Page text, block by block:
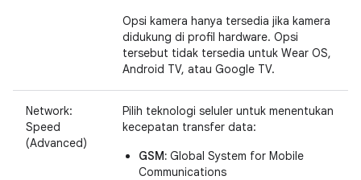
Opsi kamera hanya tersedia jika kamera
didukung di profil hardware. Opsi
tersebut tidak tersedia untuk Wear OS,
Android TV, atau Google TV.
Network:
Speed
(Advanced)
Pilih teknologi seluler untuk menentukan
kecepatan transfer data:
GSM: Global System for Mobile
Communications